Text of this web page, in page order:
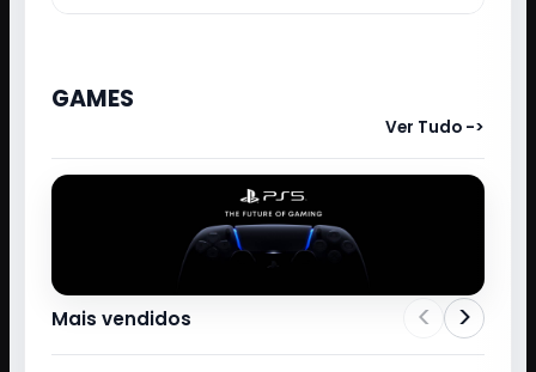
GAMES
Ver Tudo ->
Mais vendidos < >